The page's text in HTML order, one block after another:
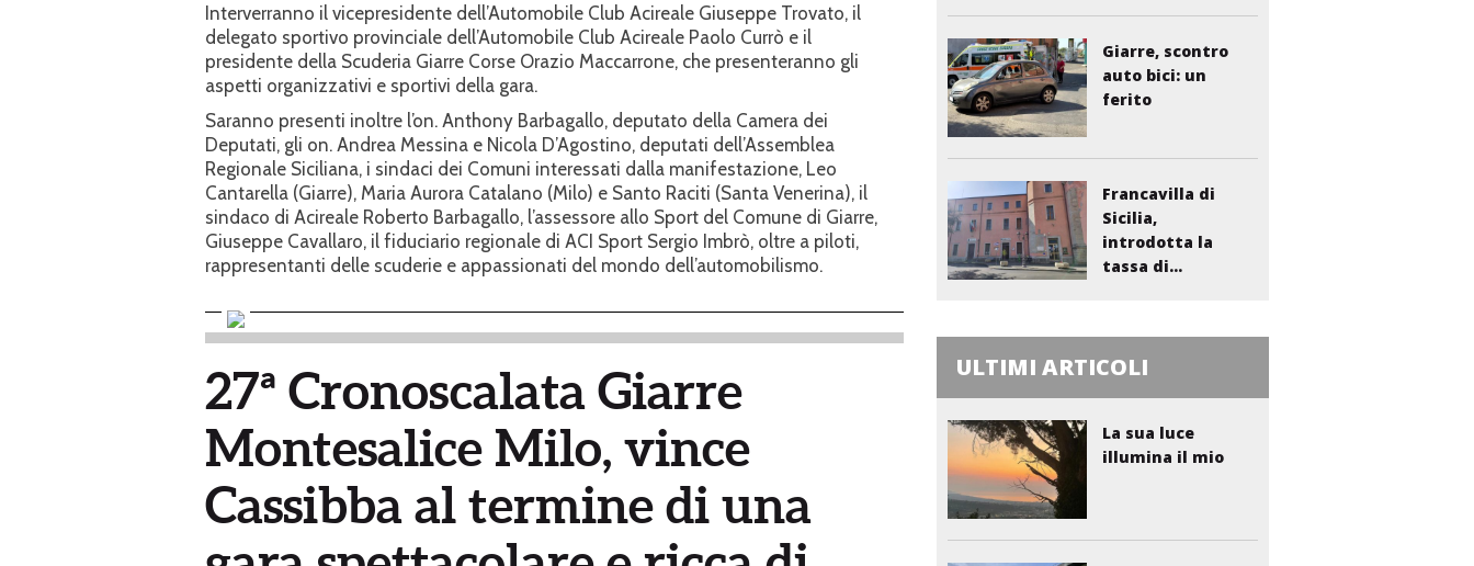
Interverranno il vicepresidente dell’Automobile Club Acireale Giuseppe Trovato, il
delegato sportivo provinciale dell’Automobile Club Acireale Paolo Currò e il
presidente della Scuderia Giarre Corse Orazio Maccarrone, che presenteranno gli
aspetti organizzativi e sportivi della gara.
Saranno presenti inoltre l’on. Anthony Barbagallo, deputato della Camera dei
Deputati, gli on. Andrea Messina e Nicola D’Agostino, deputati dell’Assemblea
Regionale Siciliana, i sindaci dei Comuni interessati dalla manifestazione, Leo
Cantarella (Giarre), Maria Aurora Catalano (Milo) e Santo Raciti (Santa Venerina), il
sindaco di Acireale Roberto Barbagallo, l’assessore allo Sport del Comune di Giarre,
Giuseppe Cavallaro, il fiduciario regionale di ACI Sport Sergio Imbrò, oltre a piloti,
rappresentanti delle scuderie e appassionati del mondo dell’automobilismo.
27ª Cronoscalata Giarre
Montesalice Milo, vince
Cassibba al termine di una
Giarre, scontro
auto bici: un
ferito
Francavilla di
Sicilia,
introdotta la
tassa di...
ULTIMI ARTICOLI
La sua luce
illumina il mio